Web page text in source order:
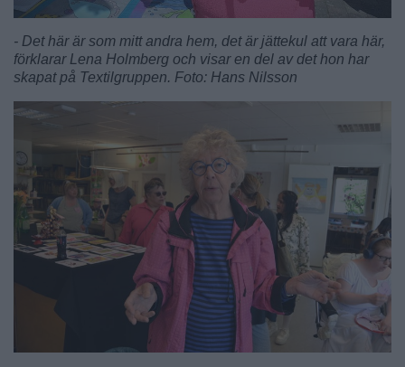
- Det här är som mitt andra hem, det är jättekul att vara här,
förklarar Lena Holmberg och visar en del av det hon har
skapat på Textilgruppen. Foto: Hans Nilsson